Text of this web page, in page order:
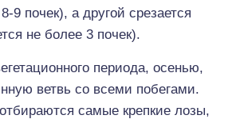
9 почек), а другой срезается
не более 3 почек).
периода, осенью,
ветвь со всеми побегами.
самые крепкие лозы,